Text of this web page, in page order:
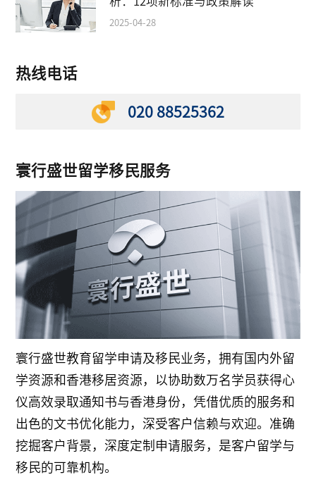
2025-04-28
热线电话
020 88525362
寰行盛世留学移民服务
寰行盛世教育留学申请及移民业务，拥有国内外留
学资源和香港移居资源，以协助数万名学员获得心
仪高效录取通知书与香港身份，凭借优质的服务和
出色的文书优化能力，深受客户信赖与欢迎。准确
挖掘客户背景，深度定制申请服务，是客户留学与
移民的可靠机构。